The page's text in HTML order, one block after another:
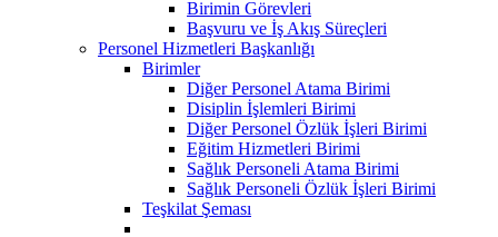
Birimin Görevleri
Başvuru ve İş Akış Süreçleri
Personel Hizmetleri Başkanlığı
Birimler
Diğer Personel Atama Birimi
Disiplin İşlemleri Birimi
Diğer Personel Özlük İşleri Birimi
Eğitim Hizmetleri Birimi
Sağlık Personeli Atama Birimi
Sağlık Personeli Özlük İşleri Birimi
Teşkilat Şeması